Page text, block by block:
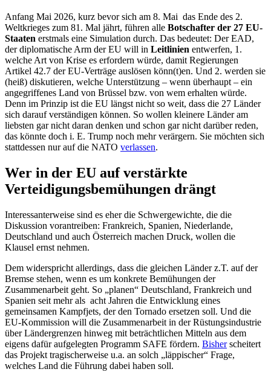
Anfang Mai 2026, kurz bevor sich am 8. Mai das Ende des 2.
Weltkrieges zum 81. Mal jährt, führen alle Botschafter der 27 EU-
Staaten erstmals eine Simulation durch. Das bedeutet: Der EAD,
der diplomatische Arm der EU will in Leitlinien entwerfen, 1.
welche Art von Krise es erfordern würde, damit Regierungen
Artikel 42.7 der EU-Verträge auslösen könn(t)en. Und 2. werden sie
(heiß) diskutieren, welche Unterstützung – wenn überhaupt – ein
angegriffenes Land von Brüssel bzw. von wem erhalten würde.
Denn im Prinzip ist die EU längst nicht so weit, dass die 27 Länder
sich darauf verständigen können. So wollen kleinere Länder am
liebsten gar nicht daran denken und schon gar nicht darüber reden,
das könnte doch i. E. Trump noch mehr verärgern. Sie möchten sich
stattdessen nur auf die NATO verlassen.
Wer in der EU auf verstärkte
Verteidigungsbemühungen drängt
Interessanterweise sind es eher die Schwergewichte, die die
Diskussion vorantreiben: Frankreich, Spanien, Niederlande,
Deutschland und auch Österreich machen Druck, wollen die
Klausel ernst nehmen.
Dem widerspricht allerdings, dass die gleichen Länder z.T. auf der
Bremse stehen, wenn es um konkrete Bemühungen der
Zusammenarbeit geht. So „planen“ Deutschland, Frankreich und
Spanien seit mehr als acht Jahren die Entwicklung eines
gemeinsamen Kampfjets, der den Tornado ersetzen soll. Und die
EU-Kommission will die Zusammenarbeit in der Rüstungsindustrie
über Ländergrenzen hinweg mit beträchtlichen Mitteln aus dem
eigens dafür aufgelegten Programm SAFE fördern. Bisherscheitert
das Projekt tragischerweise u.a. an solch „läppischer“ Frage,
welches Land die Führung dabei haben soll.